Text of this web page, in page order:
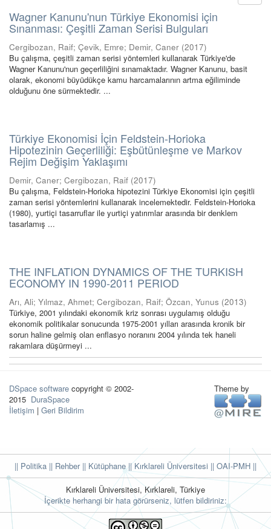
Wagner Kanunu'nun Türkiye Ekonomisi için
Sınanması: Çeşitli Zaman Serisi Bulguları
Cergibozan, Raif; Çevik, Emre; Demir, Caner (2017)
Bu çalışma, çeşitli zaman serisi yöntemleri kullanarak Türkiye'de
Wagner Kanunu'nun geçerliliğini sınamaktadır. Wagner Kanunu, basit
olarak, ekonomi büyüdükçe kamu harcamalarının artma eğiliminde
olduğunu öne sürmektedir. ...
Türkiye Ekonomisi İçin Feldstein-Horioka
Hipotezinin Geçerliliği: Eşbütünleşme ve Markov
Rejim Değişim Yaklaşımı
Demir, Caner; Cergibozan, Raif (2017)
Bu çalışma, Feldstein-Horioka hipotezini Türkiye Ekonomisi için çeşitli
zaman serisi yöntemlerini kullanarak incelemektedir. Feldstein-Horioka
(1980), yurtiçi tasarruflar ile yurtiçi yatırımlar arasında bir denklem
tasarlamış ...
THE INFLATION DYNAMICS OF THE TURKISH
ECONOMY IN 1990-2011 PERIOD
Arı, Ali; Yılmaz, Ahmet; Cergibozan, Raif; Özcan, Yunus (2013)
Türkiye, 2001 yılındaki ekonomik kriz sonrası uygulamış olduğu
ekonomik politikalar sonucunda 1975-2001 yılları arasında kronik bir
sorun haline gelmiş olan enflasyo noranını 2004 yılında tek haneli
rakamlara düşürmeyi ...
DSpace software copyright © 2002-
2015 DuraSpace
İletişim | Geri Bildirim
Theme by
|| Politika || Rehber|| Kütüphane|| Kırklareli Üniversitesi || OAI-PMH ||
Kırklareli Üniversitesi, Kırklareli, Türkiye
İçerikte herhangi bir hata görürseniz, lütfen bildiriniz: